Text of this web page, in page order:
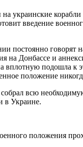
украинские
введение
постоянно говорят
на Донбассе и
вплотную подошла к
положение
собрал всю
в Украине.
положения